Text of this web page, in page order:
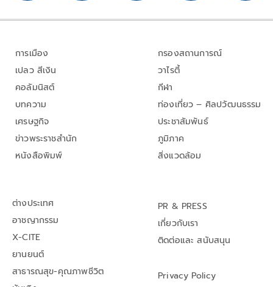
การเมือง
เปลว สีเงิน
คอลัมนิสต์
บทความ
เศรษฐกิจ
ข่าวพระราชสำนัก
หนังสือพิมพ์
กรองสถานการณ์
วาไรตี้
กีฬา
ท่องเที่ยว – ศิลปวัฒนธรรม
ประชาสัมพันธ์
ภูมิภาค
สิ่งแวดล้อม
ต่างประเทศ
อาชญากรรม
X-CITE
ยานยนต์
สาธารณสุข-คุณภาพชีวิต
PR & PRESS
เกี่ยวกับเรา
ติดต่อและ สนับสนุน
Privacy Policy